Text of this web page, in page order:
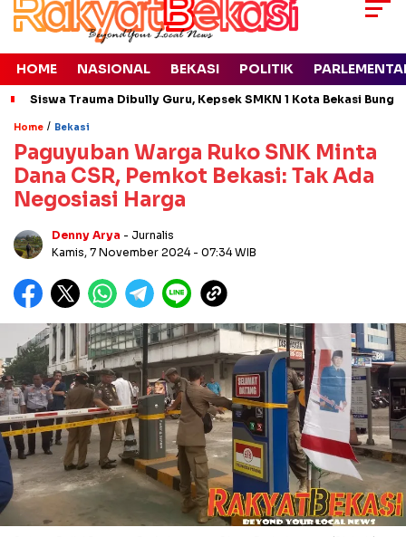
HOME NASIONAL BEKASI POLITIK
Siswa Trauma Dibully Guru, Kepsek SMKN 1 Kota Bekasi
Home / Bekasi
Paguyuban Warga Ruko SNK Minta
Dana CSR, Pemkot Bekasi: Tak Ada
Negosiasi Harga
Denny Arya - Jurnalis
Kamis, 7 November 2024 - 07:34 WIB